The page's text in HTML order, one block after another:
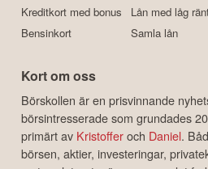
Kreditkort med bonus
Bensinkort
Lån med låg
Samla lån
Kort om oss
Börskollen är en prisvinnande
börsintresserade som grundades
primärt av Kristofferoch Daniel.
börsen, aktier, investeringar,